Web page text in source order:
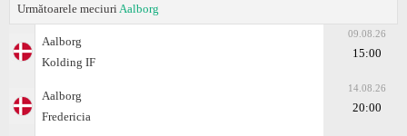
Următoarele meciuri Aalborg
Aalborg
Kolding IF
09.08.26
15:00
Aalborg
Fredericia
14.08.26
20:00